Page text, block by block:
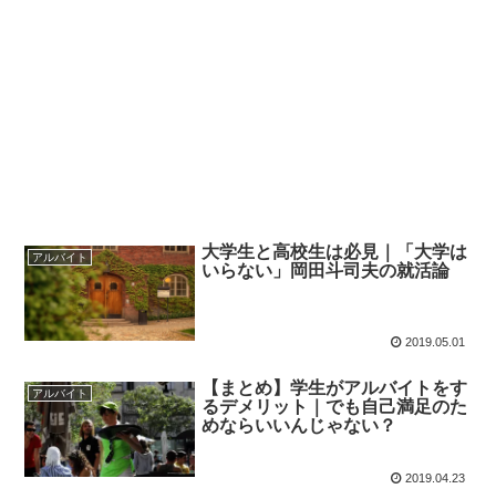
アルバイト
大学生と高校生は必見｜「大学は
いらない」岡田斗司夫の就活論
2019.05.01
アルバイト
【まとめ】学生がアルバイトをす
るデメリット｜でも自己満足のた
めならいいんじゃない？
2019.04.23